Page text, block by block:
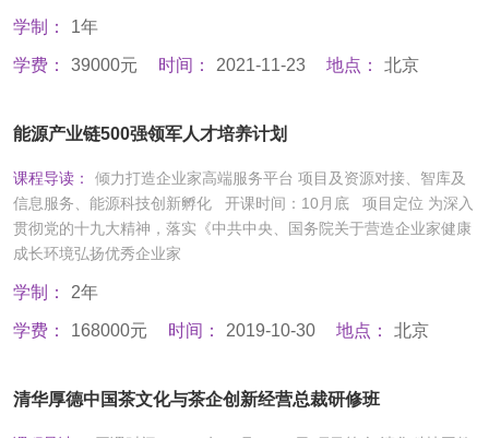
学制： 1年
学费： 39000元 时间： 2021-11-23 地点： 北京
能源产业链500强领军人才培养计划
课程导读：
倾力打造企业家高端服务平台 项目及资源对接、智库及
信息服务、能源科技创新孵化 开课时间：10月底 项目定位 为深入
贯彻党的十九大精神，落实《中共中央、国务院关于营造企业家健康
成长环境弘扬优秀企业家
学制： 2年
学费： 168000元 时间： 2019-10-30 地点： 北京
清华厚德中国茶文化与茶企创新经营总裁研修班